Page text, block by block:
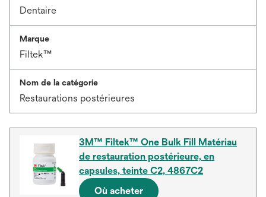
Dentaire
Marque
Filtek™
Nom de la catégorie
Restaurations postérieures
3M™ Filtek™ One Bulk Fill Matériau
de restauration postérieure, en
capsules, teinte C2, 4867C2
Où acheter